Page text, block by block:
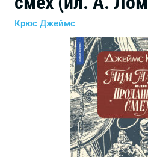
Крюс Джеймс